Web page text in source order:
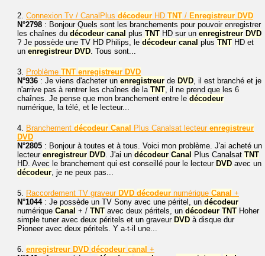
2. Connexion Tv / CanalPlus décodeur HD TNT / Enregistreur DVD
N°2798 : Bonjour Quels sont les branchements pour pouvoir enregistrer
les chaînes du décodeur canal plus TNT HD sur un enregistreur DVD
? Je possède une TV HD Philips, le décodeur canal plus TNT HD et
un enregistreur DVD. Tous sont...
3. Problème TNT enregistreur DVD
N°936 : Je viens d'acheter un enregistreur de DVD, il est branché et je
n'arrive pas à rentrer les chaînes de la TNT, il ne prend que les 6
chaînes. Je pense que mon branchement entre le décodeur
numérique, la télé, et le lecteur...
4. Branchement décodeur Canal Plus Canalsat lecteur enregistreur
DVD
N°2805 : Bonjour à toutes et à tous. Voici mon problème. J'ai acheté un
lecteur enregistreur DVD. J'ai un décodeur Canal Plus Canalsat TNT
HD. Avec le branchement qui est conseillé pour le lecteur DVD avec un
décodeur, je ne peux pas...
5. Raccordement TV graveur DVD décodeur numérique Canal +
N°1044: Je possède un TV Sony avec une péritel, un décodeur
numérique Canal + / TNT avec deux péritels, un décodeur TNT Hoher
simple tuner avec deux péritels et un graveur DVD à disque dur
Pioneer avec deux péritels. Y a-t-il une...
6. enregistreur DVD décodeur canal +